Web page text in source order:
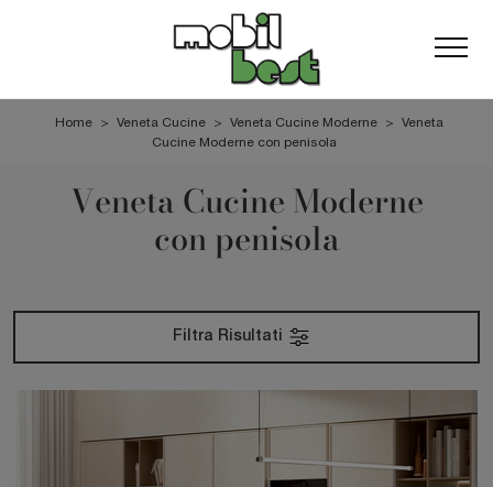
Home > Veneta Cucine > Veneta Cucine Moderne > Veneta
Cucine Moderne con penisola
Veneta Cucine Moderne
con penisola
Filtra Risultati